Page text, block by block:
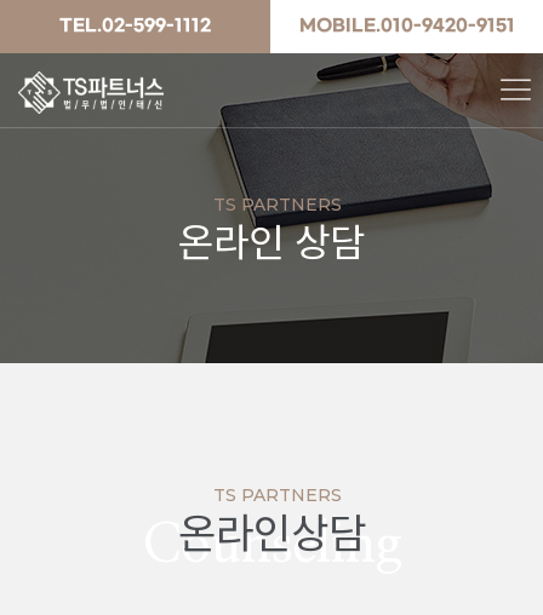
TEL.02-599-1112 MOBILE.010-9420-9151
TS PARTNERS
온라인 상담
TS PARTNERS
온라인상담
Counseling